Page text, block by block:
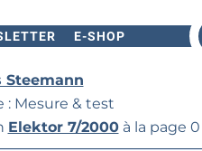
E-SHOP
Steemann
: Mesure & test
Elektor 7/2000à la page 0